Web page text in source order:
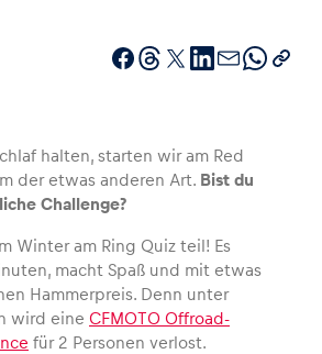
Alle anzeigen
halten, starten wir am Red
der etwas anderen Art. Bist du
Challenge?
Winter am Ring Quiz teil! Es
macht Spaß und mit etwas
Hammerpreis. Denn unter
wird eine CFMOTO Offroad-
für 2 Personen verlost.